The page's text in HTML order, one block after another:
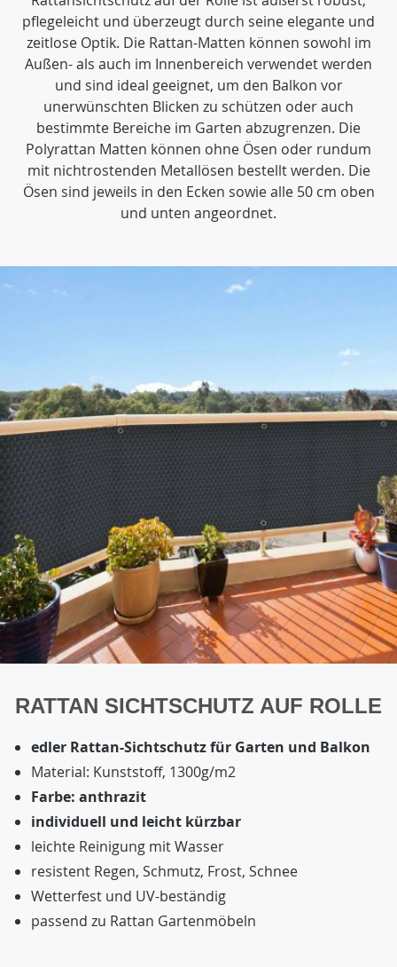
pflegeleicht und überzeugt durch seine elegante und
zeitlose Optik. Die Rattan-Matten können sowohl im
Außen- als auch im Innenbereich verwendet werden
und sind ideal geeignet, um den Balkon vor
unerwünschten Blicken zu schützen oder auch
bestimmte Bereiche im Garten abzugrenzen. Die
Polyrattan Matten können ohne Ösen oder rundum
mit nichtrostenden Metallösen bestellt werden. Die
Ösen sind jeweils in den Ecken sowie alle 50 cm oben
und unten angeordnet.
RATTAN SICHTSCHUTZ AUF ROLLE
edler Rattan-Sichtschutz für Garten und Balkon
Material: Kunststoff, 1300g/m2
Farbe: anthrazit
individuell und leicht kürzbar
leichte Reinigung mit Wasser
resistent Regen, Schmutz, Frost, Schnee
Wetterfest und UV-beständig
passend zu Rattan Gartenmöbeln